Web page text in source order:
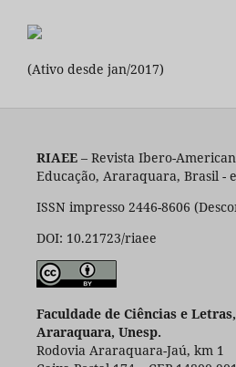
(Ativo desde jan/2017)
RIAEE– Revista Ibero-
Educação, Araraquara, Brasil -
ISSN impresso 2446-8606
DOI: 10.21723/riaee
Faculdade de Ciências e
Araraquara, Unesp.
Rodovia Araraquara-Jaú, km 1